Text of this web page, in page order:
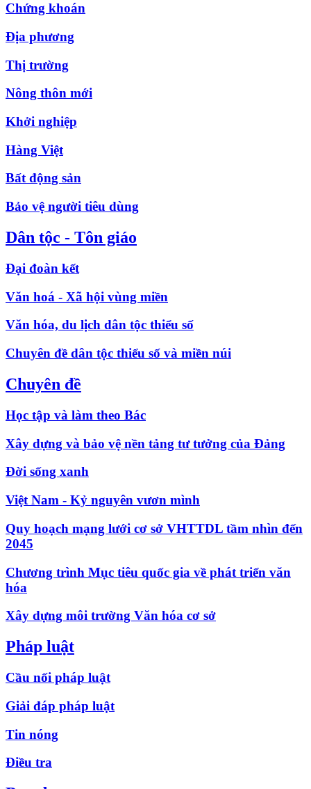
Chứng khoán
Địa phương
Thị trường
Nông thôn mới
Khởi nghiệp
Hàng Việt
Bất động sản
Bảo vệ người tiêu dùng
Dân tộc - Tôn giáo
Đại đoàn kết
Văn hoá - Xã hội vùng miền
Văn hóa, du lịch dân tộc thiểu số
Chuyên đề dân tộc thiểu số và miền núi
Chuyên đề
Học tập và làm theo Bác
Xây dựng và bảo vệ nền tảng tư tưởng của Đảng
Đời sống xanh
Việt Nam - Kỷ nguyên vươn mình
Quy hoạch mạng lưới cơ sở VHTTDL tầm nhìn đến
2045
Chương trình Mục tiêu quốc gia về phát triển văn
hóa
Xây dựng môi trường Văn hóa cơ sở
Pháp luật
Cầu nối pháp luật
Giải đáp pháp luật
Tin nóng
Điều tra